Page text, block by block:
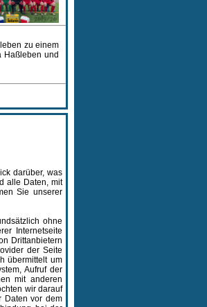
zu einem
Haßleben und
darüber, was
alle Daten, mit
Sie unserer
ohne
Internetseite
Drittanbietern
der Seite
übermittelt um
Aufruf der
mit anderen
wir darauf
Daten vor dem